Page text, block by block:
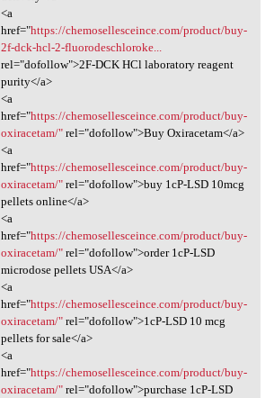
<a
href="https://chemosellesceince.com/product/buy-
2f-dck-hcl-2-fluorodeschloroke...
rel="dofollow">2F-DCK HCl laboratory reagent
purity</a>
<a
href="https://chemosellesceince.com/product/buy-
oxiracetam/"rel="dofollow">Buy Oxiracetam</a>
<a
href="https://chemosellesceince.com/product/buy-
oxiracetam/"rel="dofollow">buy 1cP-LSD 10mcg
pellets online</a>
<a
href="https://chemosellesceince.com/product/buy-
oxiracetam/"rel="dofollow">order 1cP-LSD
microdose pellets USA</a>
<a
href="https://chemosellesceince.com/product/buy-
oxiracetam/"rel="dofollow">1cP-LSD 10 mcg
pellets for sale</a>
<a
href="https://chemosellesceince.com/product/buy-
oxiracetam/"rel="dofollow">purchase 1cP-LSD